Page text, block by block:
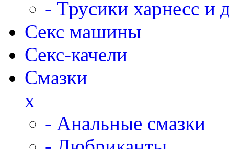
- Трусики харнесс и
Секс машины
Секс-качели
Смазки
x
- Анальные смазки